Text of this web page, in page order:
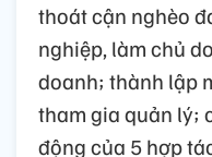
thoát cận nghèo
nghiệp, làm chủ
doanh; thành lập
tham gia quản lý;
động của 5 hợp